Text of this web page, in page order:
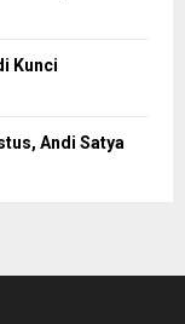
Kunci
Andi Satya